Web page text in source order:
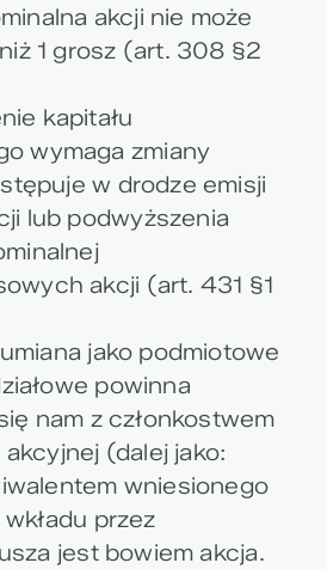
akcji nie może
1 grosz (art. 308 §2
kapitału
wymaga zmiany
w drodze emisji
lub podwyższenia
akcji (art. 431 §1
jako podmiotowe
powinna
nam z członkostwem
akcyjnej (dalej jako:
wniesionego
przez
jest bowiem akcja.